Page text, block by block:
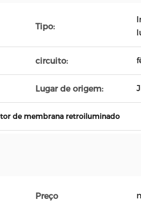
Tipo:
circuito:
Lugar de origem:
de membrana retroiluminado
Preço